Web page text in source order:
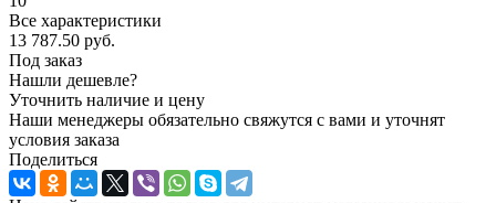
Все характеристики
13 787.50 руб.
Под заказ
Нашли дешевле?
Уточнить наличие и цену
Наши менеджеры обязательно свяжутся с вами и уточнят
условия заказа
Поделиться